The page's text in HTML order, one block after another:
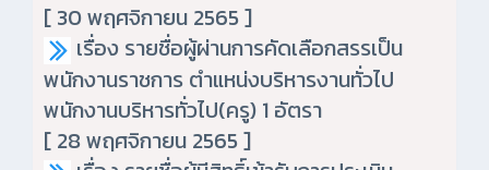
[ 30 พฤศจิกายน 2565 ]
เรื่อง รายชื่อผู้ผ่านการคัดเลือกสรรเป็น
พนักงานราชการ ตำแหน่งบริหารงานทั่วไป
พนักงานบริหารทั่วไป(ครู) 1 อัตรา
[ 28 พฤศจิกายน 2565 ]